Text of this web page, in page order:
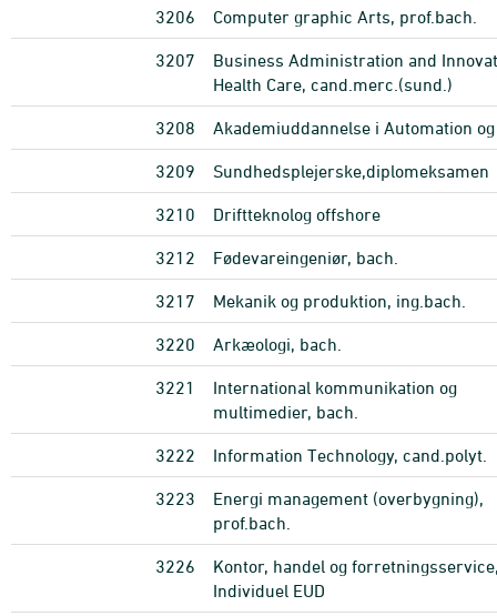
3206 Computer graphic Arts, prof.bach.
3207
Business Administration and
Health Care, cand.merc.(sund.)
3208 Akademiuddannelse i Automation
3209 Sundhedsplejerske,diplomeksamen
3210 Driftteknolog offshore
3212 Fødevareingeniør, bach.
3217 Mekanik og produktion, ing.bach.
3220 Arkæologi, bach.
3221
International kommunikation og
multimedier, bach.
3222 Information Technology, cand.polyt.
3223
Energi management (overbygning),
prof.bach.
3226
Kontor, handel og
Individuel EUD